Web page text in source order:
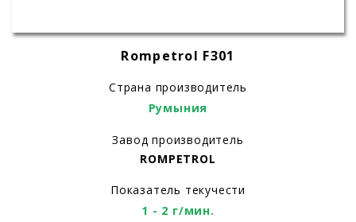
Rompetrol F301
Страна производитель
Румыния
Завод производитель
ROMPETROL
Показатель текучести
1 - 2 г/мин.